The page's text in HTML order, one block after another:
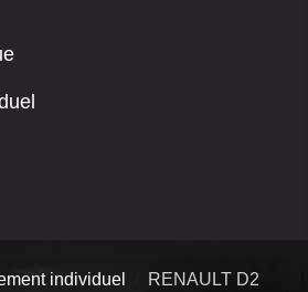
individuel
RENAULT D2